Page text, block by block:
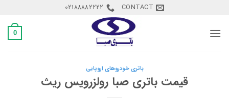
content
CONTACT
02188882222
0
باتری خودروهای اروپایی
قیمت باتری صبا رولزرویس ریث